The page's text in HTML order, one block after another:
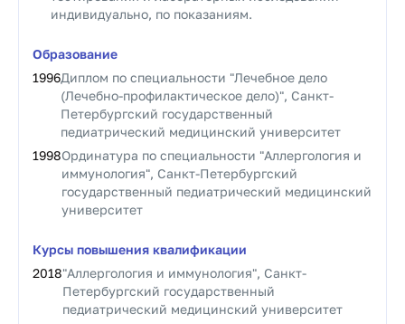
индивидуально, по показаниям.
Образование
1996Диплом по специальности "Лечебное дело
(Лечебно-профилактическое дело)", Санкт-
Петербургский государственный
педиатрический медицинский университет
1998Ординатура по специальности "Аллергология и
иммунология", Санкт-Петербургский
государственный педиатрический медицинский
университет
Курсы повышения квалификации
2018"Аллергология и иммунология", Санкт-
Петербургский государственный
педиатрический медицинский университет